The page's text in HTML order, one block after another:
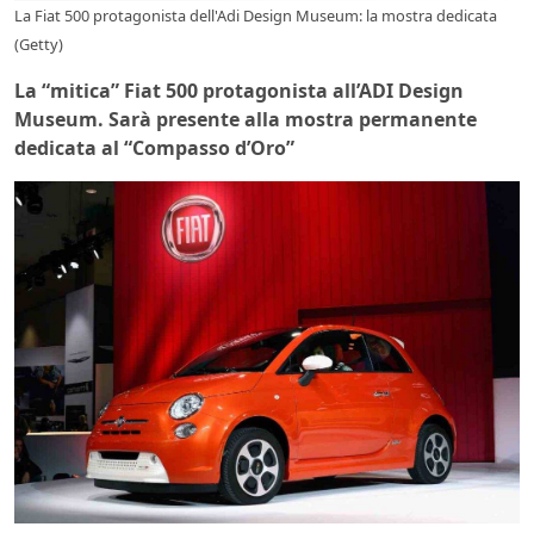
La Fiat 500 protagonista dell'Adi Design Museum: la mostra dedicata
(Getty)
La “mitica” Fiat 500 protagonista all’ADI Design
Museum. Sarà presente alla mostra permanente
dedicata al “Compasso d’Oro”